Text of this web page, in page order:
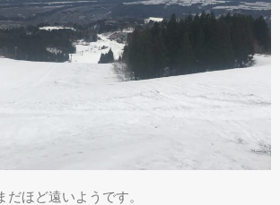
ほど遠いようです。